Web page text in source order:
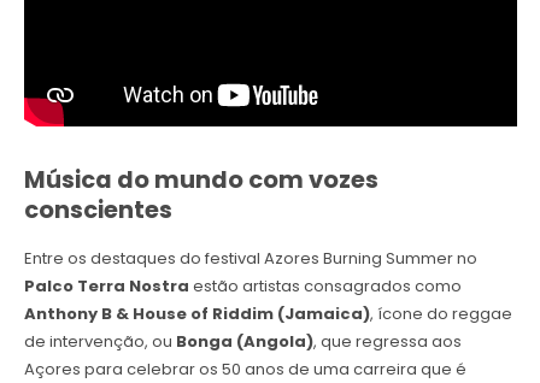
Música do mundo com vozes
conscientes
Entre os destaques do festival Azores Burning Summer no
Palco Terra Nostra estão artistas consagrados como
Anthony B & House of Riddim (Jamaica), ícone do reggae
de intervenção, ou Bonga (Angola), que regressa aos
Açores para celebrar os 50 anos de uma carreira que é